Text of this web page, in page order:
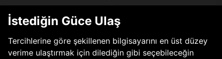
İstediğin Güce Ulaş
Tercihlerine göre şekillenen bilgisayarını en üst düzey
verime ulaştırmak için dilediğin gibi seçebileceğin